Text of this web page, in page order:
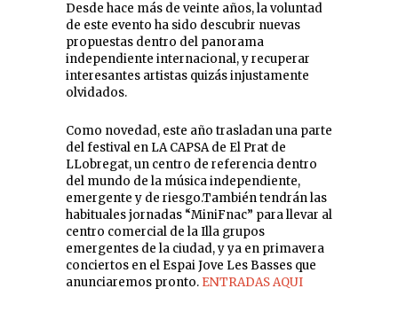
Desde hace más de veinte años, la voluntad
de este evento ha sido descubrir nuevas
propuestas dentro del panorama
independiente internacional, y recuperar
interesantes artistas quizás injustamente
olvidados.
Como novedad, este año trasladan una parte
del festival en LA CAPSA de El Prat de
LLobregat, un centro de referencia dentro
del mundo de la música independiente,
emergente y de riesgo.También tendrán las
habituales jornadas “MiniFnac” para llevar al
centro comercial de la Illa grupos
emergentes de la ciudad, y ya en primavera
conciertos en el Espai Jove Les Basses que
anunciaremos pronto. ENTRADAS AQUI